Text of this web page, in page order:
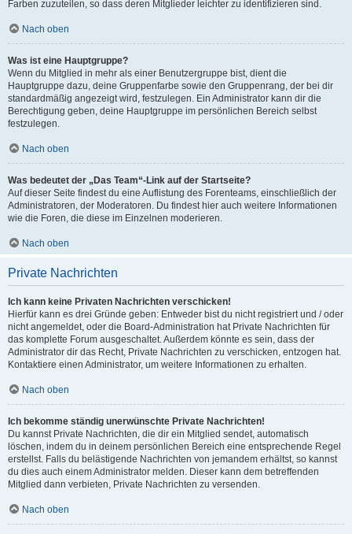
Farben zuzuteilen, so dass deren Mitglieder leichter zu identifizieren sind.
Nach oben
Was ist eine Hauptgruppe?
Wenn du Mitglied in mehr als einer Benutzergruppe bist, dient die
Hauptgruppe dazu, deine Gruppenfarbe sowie den Gruppenrang, der bei dir
standardmäßig angezeigt wird, festzulegen. Ein Administrator kann dir die
Berechtigung geben, deine Hauptgruppe im persönlichen Bereich selbst
festzulegen.
Nach oben
Was bedeutet der „Das Team“-Link auf der Startseite?
Auf dieser Seite findest du eine Auflistung des Forenteams, einschließlich der
Administratoren, der Moderatoren. Du findest hier auch weitere Informationen
wie die Foren, die diese im Einzelnen moderieren.
Nach oben
Private Nachrichten
Ich kann keine Privaten Nachrichten verschicken!
Hierfür kann es drei Gründe geben: Entweder bist du nicht registriert und / oder
nicht angemeldet, oder die Board-Administration hat Private Nachrichten für
das komplette Forum ausgeschaltet. Außerdem könnte es sein, dass der
Administrator dir das Recht, Private Nachrichten zu verschicken, entzogen hat.
Kontaktiere einen Administrator, um weitere Informationen zu erhalten.
Nach oben
Ich bekomme ständig unerwünschte Private Nachrichten!
Du kannst Private Nachrichten, die dir ein Mitglied sendet, automatisch
löschen, indem du in deinem persönlichen Bereich eine entsprechende Regel
erstellst. Falls du belästigende Nachrichten von jemandem erhältst, so kannst
du dies auch einem Administrator melden. Dieser kann dem betreffenden
Mitglied dann verbieten, Private Nachrichten zu versenden.
Nach oben